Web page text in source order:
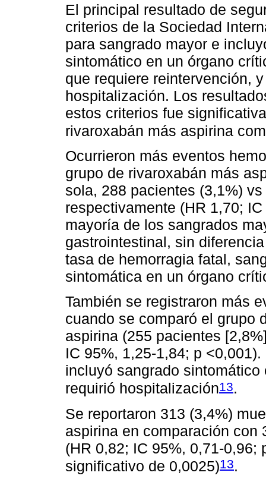
El principal resultado de
criterios de la Sociedad
para sangrado mayor e
sintomático en un órgano
que requiere reintervención,
hospitalización. Los
estos criterios fue
rivaroxabán más aspirina
Ocurrieron más eventos
grupo de rivaroxabán más
sola, 288 pacientes (3,1%)
respectivamente (HR 1,70;
mayoría de los sangrados
gastrointestinal, sin
tasa de hemorragia fatal,
sintomática en un órgano
También se registraron más
cuando se comparó el grupo
aspirina (255 pacientes
IC 95%, 1,25-1,84; p
incluyó sangrado
requirió hospitalización13.
Se reportaron 313 (3,4%)
aspirina en comparación con
(HR 0,82; IC 95%, 0,71-0,96;
significativo de 0,0025)13.